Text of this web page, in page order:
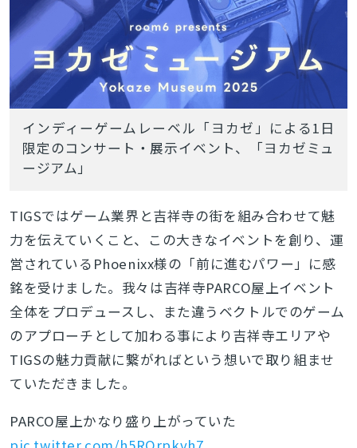
インディーゲームレーベル「ヨカゼ」による1日
限定のコンサート・展示イベント、「ヨカゼミュ
ージアム」
TIGSではゲーム業界と吉祥寺の街を組み合わせて魅
力を伝えていくこと、この大きなイベントを創り、運
営されているPhoenixx様の「前に進むパワー」に感
銘を受けました。我々は吉祥寺PARCO屋上イベント
全体をプロデュースし、また違うベクトルでのゲーム
のアプローチとして加わる事により吉祥寺エリアや
TIGSの魅力貢献に繋がればという想いで取り組ませ
ていただきました。
PARCO屋上かなり盛り上がっていた